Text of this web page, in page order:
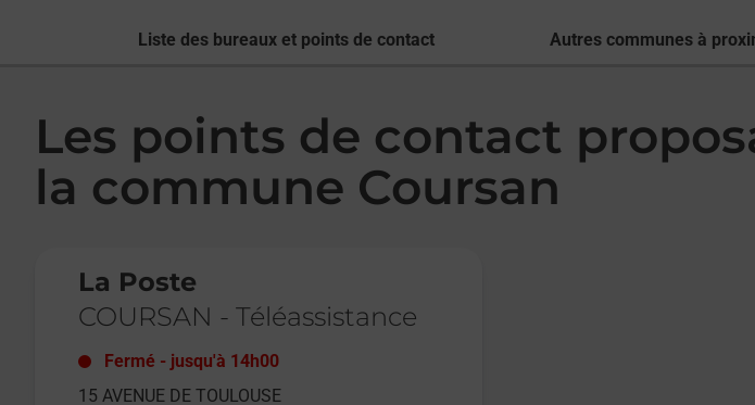
Liste des bureaux et points de contact Autres communes à
Les points de contact
la commune Coursan
La Poste
COURSAN - Téléassistance
Fermé - jusqu'à 14h00
15 AVENUE DE TOULOUSE